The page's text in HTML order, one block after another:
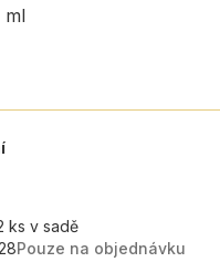
ml
ks v sadě
Pouze na objednávku